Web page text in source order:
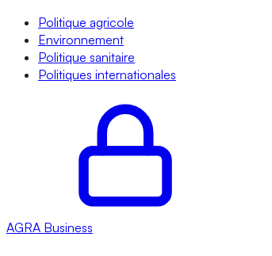
Politique agricole
Environnement
Politique sanitaire
Politiques internationales
AGRA Business